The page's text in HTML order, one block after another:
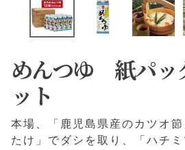
めんつゆ 紙パ
ット
本場、「鹿児島県産のカツオ
たけ」でダシを取り、「ハチ